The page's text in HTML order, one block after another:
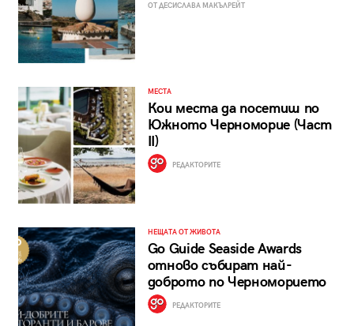
ОТ ДЕСИСЛАВА МАКЪЛРЕЙТ
МЕСТА
Кои места да посетиш по
Южното Черноморие (Част
II)
РЕДАКТОРИТЕ
НЕЩАТА ОТ ЖИВОТА
Go Guide Seaside Awards
отново събират най-
доброто по Черноморието
РЕДАКТОРИТЕ